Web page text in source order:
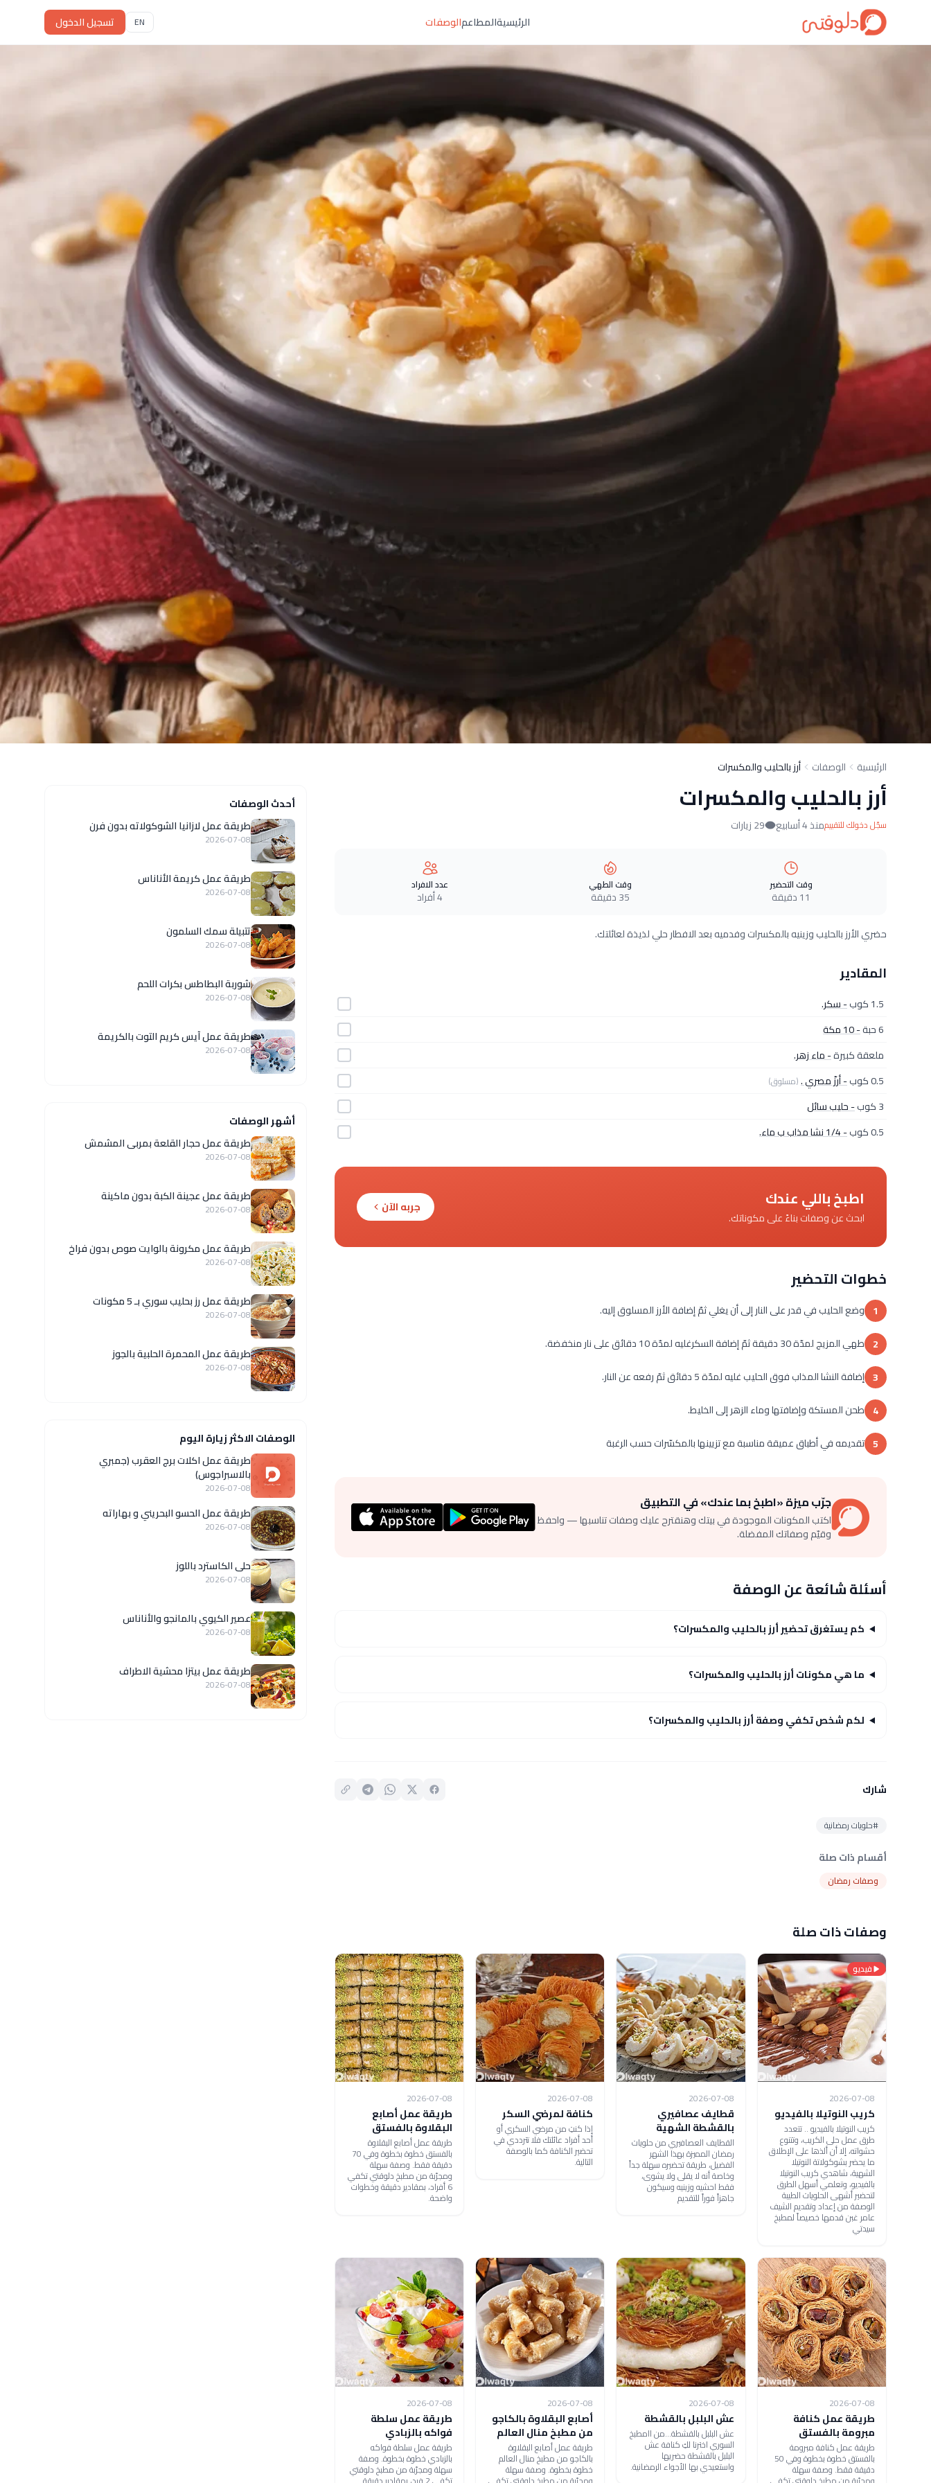
الرئيسيةالمطاعمالوصفات EN تسجيل الدخول
الرئيسية الوصفات أرز بالحليب والمكسرات
أرز بالحليب والمكسرات
سجّل دخولك للتقييممنذ 4 أسابيع 29 زيارات
وقت التحضير
11 دقيقة
وقت الطهي
35 دقيقة
عدد الافراد
4 أفراد
حضري الأرز بالحليب وزينيه بالمكسرات وفدميه بعد الافطار حلي لذيذة لعائلتك.
المقادير
1.5 كوب
- سكر.
6 حبة
- 10 مكة
ملعقة كبيرة- ماء زهر.
0.5 كوب
- أرزّ مصري .(مسلوق)
3 كوب
- حليب سائل
0.5 كوب
- 1/4 نشا مذاب ب ماء.
اطبخ باللي عندك
ابحث عن وصفات بناءً على مكوناتك.
جربه الآن
خطوات التحضير
1 وضع الحليب في قدر على النار إلى أن يغلي ثمّ إضافة الأرز المسلوق إليه.
2 طهي المزيج لمدّة 30 دقيقة ثمّ إضافة السكرغليه لمدّة 10 دقائق على نار منخفضة.
3 إضافة النشا المذاب فوق الحليب غليه لمدّة 5 دقائق ثمّ رفعه عن النار.
4 طحن المستكة وإضافتها وماء الزهر إلى الخليط.
5 تقديمه في أطباق عميقة مناسبة مع تزيينها بالمكسّرات حسب الرغبة
جرّب ميزة «اطبخ بما عندك» في التطبيق
اكتب المكونات الموجودة في بيتك وهنقترح عليك وصفات تناسبها — واحفظ
وقيّم وصفاتك المفضلة.
أسئلة شائعة عن الوصفة
كم يستغرق تحضير أرز بالحليب والمكسرات؟
ما هي مكونات أرز بالحليب والمكسرات؟
لكم شخص تكفي وصفة أرز بالحليب والمكسرات؟
شارك
#حلويات رمضانية
أقسام ذات صلة
وصفات رمضان
وصفات ذات صلة
فيديو
2026-07-08
كريب النوتيلا بالفيديو
كريب النوتيلا بالفيديو .. تتعدد
طرق عمل حلى الكريب، وتتنوع
حشواته، إلا أن ألذها على الإطلاق
ما يحضر بشوكولاتة النوتيلا
الشهية، شاهدي كريب النوتيلا
بالفيديو، وتعلمي أسهل الطرق
لتحضير أشهى الحلويات الطيبة
الوصفة من إعداد وتقديم الشيف
عامر غبن قدمها خصيصاً لمطبخ
سيدتي
2026-07-08
قطايف عصافيري
بالقشطة الشهية
القطايف العصافيري من حلويات
رمضان المميزة بهذا الشهر
الفضيل، طريقة تحضيره سهلة جداً
وخاصة أنه لا يقلى ولا يشوى،
فقط احشيه وزينيه وسيكون
جاهزاً فوراً للتقديم
2026-07-08
كنافة لمرضي السكر
إذا كنتِ من مرضي السكري أو
أحد أفراد عائلتك فلا تترددي في
تحضير الكنافة كما بالوصفة
التالية.
2026-07-08
طريقة عمل أصابع
البقلاوة بالفستق
طريقة عمل أصابع البقلاوة
بالفستق خطوة بخطوة وفي 70
دقيقة فقط. وصفة سهلة
ومجرّبة من مطبخ دلوقتي تكفي
6 أفراد، بمقادير دقيقة وخطوات
واضحة.
2026-07-08
طريقة عمل كنافة
مبرومة بالفستق
طريقة عمل كنافة مبرومة
بالفستق خطوة بخطوة وفي 50
دقيقة فقط. وصفة سهلة
2026-07-08
عش البلبل بالقشطة
عش البلبل بالقشطة...من اامطبخ
السوري اخترنا لكِ كنافة عش
البلبل بالقشطة حضريها
واستعيدي بها الأجواء الرمضانية.
2026-07-08
أصابع البقلاوة بالكاجو
من مطبخ منال العالم
طريقة عمل أصابع البقلاوة
بالكاجو من مطبخ منال العالم
خطوة بخطوة. وصفة سهلة
2026-07-08
طريقة عمل سلطة
فواكه بالزبادي
طريقة عمل سلطة فواكه
بالزبادي خطوة بخطوة. وصفة
سهلة ومجرّبة من مطبخ دلوقتي
أحدث الوصفات
طريقة عمل لازانيا الشوكولاته بدون فرن
2026-07-08
طريقة عمل كريمة الأناناس
2026-07-08
تتبيلة سمك السلمون
2026-07-08
شوربة البطاطس بكرات اللحم
2026-07-08
طريقة عمل آيس كريم التوت بالكريمة
2026-07-08
أشهر الوصفات
طريقة عمل حجار القلعة بمربى المشمش
2026-07-08
طريقة عمل عجينة الكبة بدون ماكينة
2026-07-08
طريقة عمل مكرونة بالوايت صوص بدون فراخ
2026-07-08
طريقة عمل رز بحليب سوري بـ 5 مكونات
2026-07-08
طريقة عمل المحمرة الحلبية بالجوز
2026-07-08
الوصفات الاكثر زيارة اليوم
طريقة عمل اكلات برج العقرب (جمبري
بالاسبراجوس)
2026-07-08
طريقة عمل الحسو البحريني و بهاراته
2026-07-08
حلى الكاسترد باللوز
2026-07-08
عصير الكيوي بالمانجو والأناناس
2026-07-08
طريقة عمل بيتزا محشية الاطراف
2026-07-08